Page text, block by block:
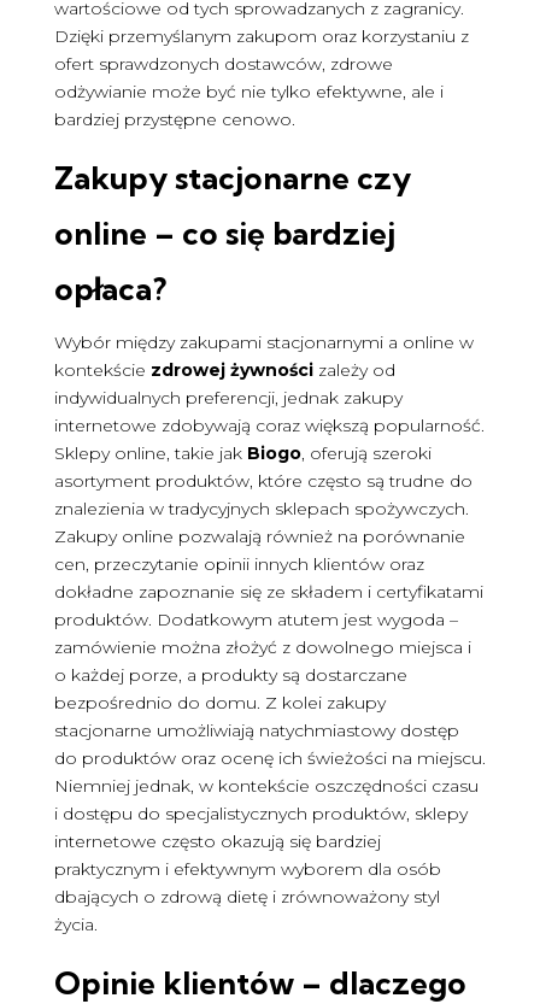
wartościowe od tych sprowadzanych z zagranicy.
Dzięki przemyślanym zakupom oraz korzystaniu z
ofert sprawdzonych dostawców, zdrowe
odżywianie może być nie tylko efektywne, ale i
bardziej przystępne cenowo.
Zakupy stacjonarne czy
online – co się bardziej
opłaca?
Wybór między zakupami stacjonarnymi a online w
kontekście zdrowej żywnościzależy od
indywidualnych preferencji, jednak zakupy
internetowe zdobywają coraz większą popularność.
Sklepy online, takie jak Biogo, oferują szeroki
asortyment produktów, które często są trudne do
znalezienia w tradycyjnych sklepach spożywczych.
Zakupy online pozwalają również na porównanie
cen, przeczytanie opinii innych klientów oraz
dokładne zapoznanie się ze składem i certyfikatami
produktów. Dodatkowym atutem jest wygoda –
zamówienie można złożyć z dowolnego miejsca i
o każdej porze, a produkty są dostarczane
bezpośrednio do domu. Z kolei zakupy
stacjonarne umożliwiają natychmiastowy dostęp
do produktów oraz ocenę ich świeżości na miejscu.
Niemniej jednak, w kontekście oszczędności czasu
i dostępu do specjalistycznych produktów, sklepy
internetowe często okazują się bardziej
praktycznym i efektywnym wyborem dla osób
dbających o zdrową dietę i zrównoważony styl
życia.
Opinie klientów – dlaczego